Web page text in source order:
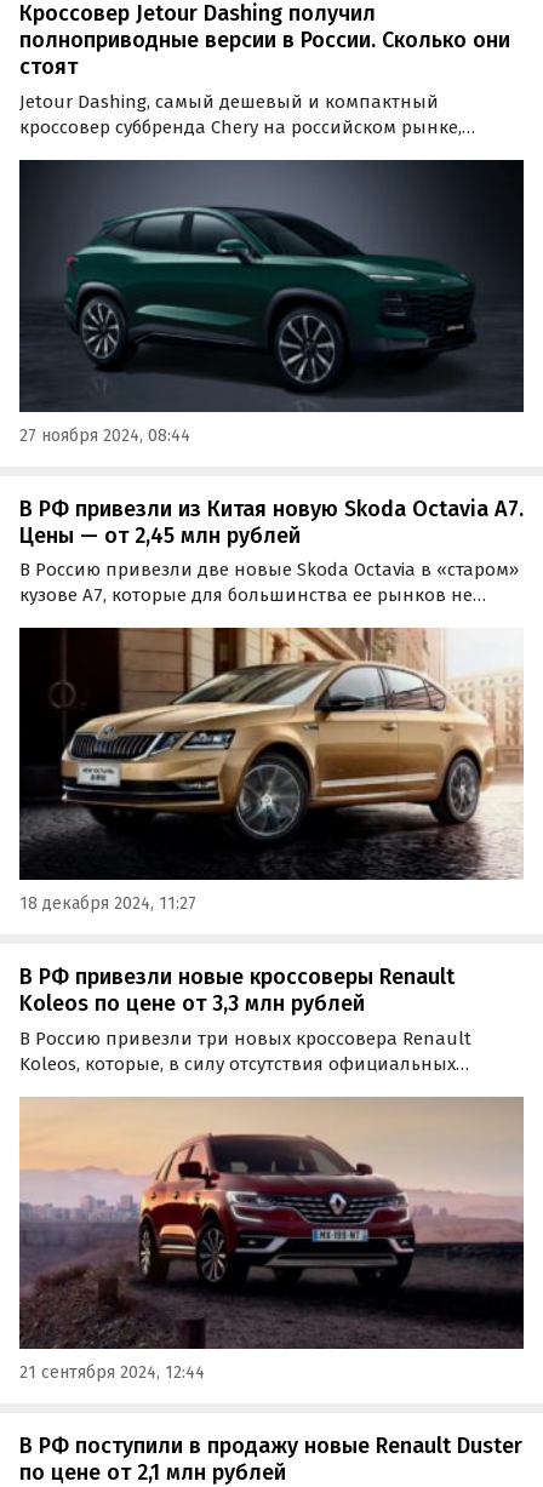
Кроссовер Jetour Dashing получил
полноприводные версии в России. Сколько они
стоят
Jetour Dashing, самый дешевый и компактный
кроссовер суббренда Chery на российском рынке,
оснащения по цене от 3 649 000 до 3 799 000 рублей.
27 ноября 2024, 08:44
В РФ привезли из Китая новую Skoda Octavia A7.
Цены — от 2,45 млн рублей
В Россию привезли две новые Skoda Octavia в «старом»
кузове A7, которые для большинства ее рынков не
оценили в 2 450 000 и 2 530 000 рублей, пишут
«Автоновости дня».
18 декабря 2024, 11:27
В РФ привезли новые кроссоверы Renault
Koleos по цене от 3,3 млн рублей
В Россию привезли три новых кроссовера Renault
Koleos, которые, в силу отсутствия официальных
стартуют от 3 299 990 рублей, пишут «Автоновости дня».
21 сентября 2024, 12:44
В РФ поступили в продажу новые Renault Duster
по цене от 2,1 млн рублей